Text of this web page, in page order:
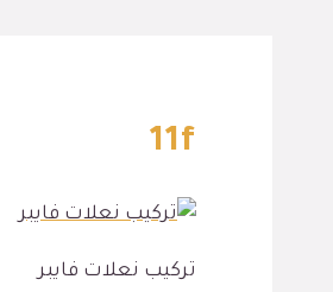
11f
تركيب نعلات فايبر